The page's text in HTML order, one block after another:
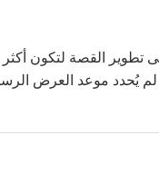
في منتصف 2026، مع تركيز على
لم يُحدد موعد العرض